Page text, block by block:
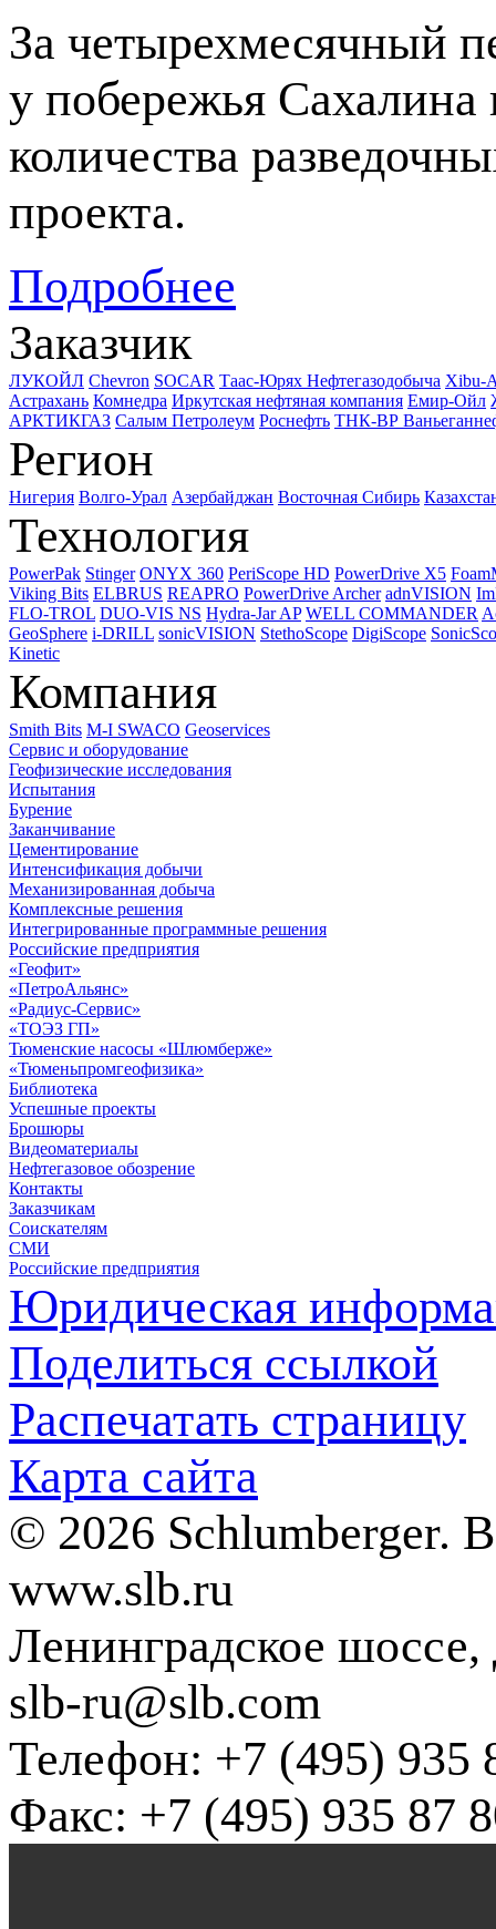
За четырехмесячный
у побережья Сахалина
количества
проекта.
Подробнее
Заказчик
ЛУКОЙЛ Chevron SOCAR Таас-Юрях Нефтегазодобыча Xibu-
Астрахань Комнедра Иркутская нефтяная компания Емир-Ойл
АРКТИКГАЗ Салым Петролеум Роснефть ТНК-ВР
Регион
Нигерия Волго-Урал Азербайджан Восточная Сибирь
Технология
PowerPak Stinger ONYX 360 PeriScope HD PowerDrive X5
Viking Bits ELBRUS REAPRO PowerDrive Archer adnVISION
FLO-TROL DUO-VIS NS Hydra-Jar AP WELL COMMANDER
GeoSphere i-DRILL sonicVISION StethoScope DigiScope
Kinetic
Компания
Smith Bits M-I SWACO Geoservices
Сервис и оборудование
Геофизические исследования
Испытания
Бурение
Заканчивание
Цементирование
Интенсификация добычи
Механизированная добыча
Комплексные решения
Интегрированные программные решения
Российские предприятия
«Геофит»
«ПетроАльянс»
«Радиус-Сервис»
«ТОЭЗ ГП»
Тюменские насосы «Шлюмберже»
«Тюменьпромгеофизика»
Библиотека
Успешные проекты
Брошюры
Видеоматериалы
Нефтегазовое обозрение
Контакты
Заказчикам
Соискателям
СМИ
Российские предприятия
Юридическая
Поделиться ссылкой
Распечатать страницу
Карта сайта
© 2026 Schlumberger.
www.slb.ru
Ленинградское
slb-ru@slb.com
Телефон: +7 (495) 935
Факс: +7 (495) 935 87